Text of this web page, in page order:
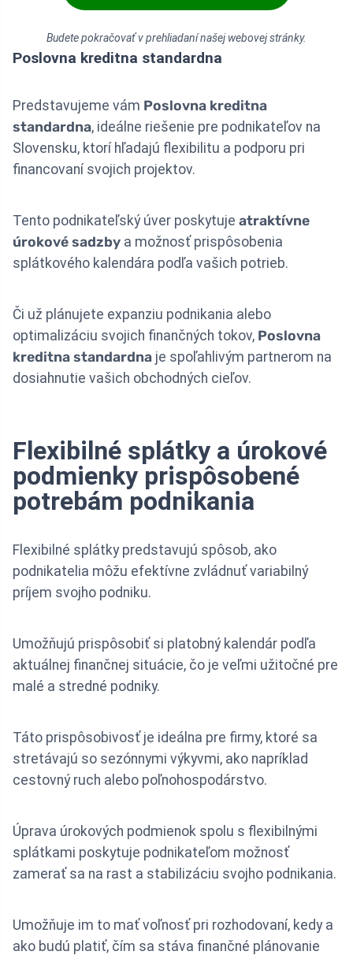
Budete pokračovať v prehliadaní našej webovej stránky.
Poslovna kreditna standardna
Predstavujeme vám Poslovna kreditna
standardna, ideálne riešenie pre podnikateľov na
Slovensku, ktorí hľadajú flexibilitu a podporu pri
financovaní svojich projektov.
Tento podnikateľský úver poskytuje atraktívne
úrokové sadzby a možnosť prispôsobenia
splátkového kalendára podľa vašich potrieb.
Či už plánujete expanziu podnikania alebo
optimalizáciu svojich finančných tokov, Poslovna
kreditna standardna je spoľahlivým partnerom na
dosiahnutie vašich obchodných cieľov.
Flexibilné splátky a úrokové
podmienky prispôsobené
potrebám podnikania
Flexibilné splátky predstavujú spôsob, ako
podnikatelia môžu efektívne zvládnuť variabilný
príjem svojho podniku.
Umožňujú prispôsobiť si platobný kalendár podľa
aktuálnej finančnej situácie, čo je veľmi užitočné pre
malé a stredné podniky.
Táto prispôsobivosť je ideálna pre firmy, ktoré sa
stretávajú so sezónnymi výkyvmi, ako napríklad
cestovný ruch alebo poľnohospodárstvo.
Úprava úrokových podmienok spolu s flexibilnými
splátkami poskytuje podnikateľom možnosť
zamerať sa na rast a stabilizáciu svojho podnikania.
Umožňuje im to mať voľnosť pri rozhodovaní, kedy a
ako budú platiť, čím sa stáva finančné plánovanie